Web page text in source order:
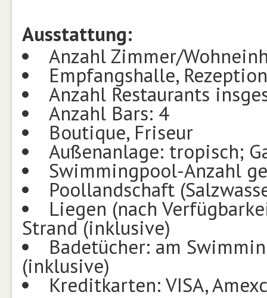
Ausstattung:
Anzahl Zimmer/
Empfangshalle, Rezeption
Anzahl Restaurants
Anzahl Bars: 4
Boutique, Friseur
Außenanlage: tropisch;
Swimmingpool-Anzahl
Poollandschaft
Liegen (nach
Strand (inklusive)
Badetücher: am
(inklusive)
Kreditkarten: VISA,